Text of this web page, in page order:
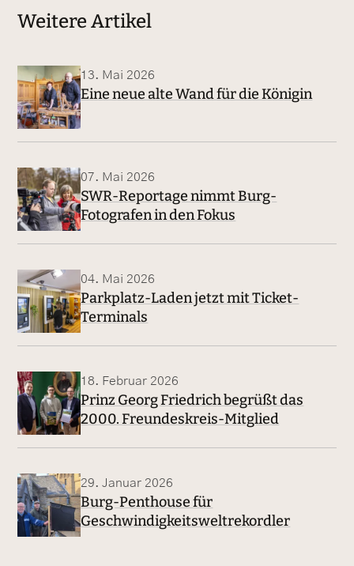
Weitere Artikel
13. Mai 2026
Eine neue alte Wand für die Königin
07. Mai 2026
SWR-Reportage nimmt Burg-
Fotografen in den Fokus
04. Mai 2026
Parkplatz-Laden jetzt mit Ticket-
Terminals
18. Februar 2026
Prinz Georg Friedrich begrüßt das
2000. Freundeskreis-Mitglied
29. Januar 2026
Burg-Penthouse für
Geschwindigkeitsweltrekordler